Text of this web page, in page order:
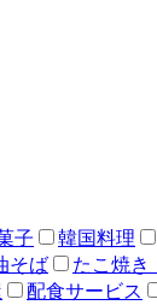
子 韓国料理
そば たこ焼き
配食サービス